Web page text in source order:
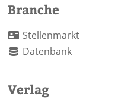
Branche
Stellenmarkt
Datenbank
Verlag